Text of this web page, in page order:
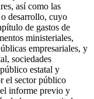
así como las
desarrollo, cuyo
de gastos de
ministeriales,
empresariales, y
sociedades
estatal y
el sector público
informe previo y